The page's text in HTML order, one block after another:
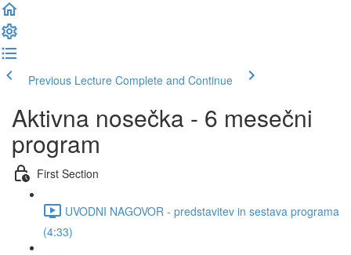
Previous Lecture Complete and Continue
Aktivna nosečka - 6 mesečni
program
First Section
UVODNI NAGOVOR - predstavitev in sestava programa
(4:33)